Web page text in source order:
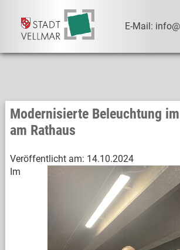
E-Mail:
Modernisierte Beleuchtung
am Rathaus
Veröffentlicht am: 14.10.2024
Im